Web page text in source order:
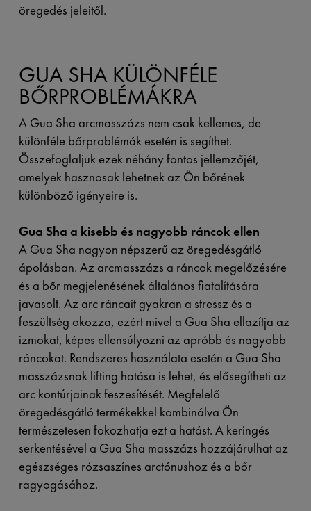
öregedés jeleitől.
GUA SHA KÜLÖNFÉLE
BŐRPROBLÉMÁKRA
A Gua Sha arcmasszázs nem csak kellemes, de
különféle bőrproblémák esetén is segíthet.
Összefoglaljuk ezek néhány fontos jellemzőjét,
amelyek hasznosak lehetnek az Ön bőrének
különböző igényeire is.
Gua Sha a kisebb és nagyobb ráncok ellen
A Gua Sha nagyon népszerű az öregedésgátló
ápolásban. Az arcmasszázs a ráncok megelőzésére
és a bőr megjelenésének általános fiatalítására
javasolt. Az arc ráncait gyakran a stressz és a
feszültség okozza, ezért mivel a Gua Sha ellazítja az
izmokat, képes ellensúlyozni az apróbb és nagyobb
ráncokat. Rendszeres használata esetén a Gua Sha
masszázsnak lifting hatása is lehet, és elősegítheti az
arc kontúrjainak feszesítését. Megfelelő
öregedésgátló termékekkel kombinálva Ön
természetesen fokozhatja ezt a hatást. A keringés
serkentésével a Gua Sha masszázs hozzájárulhat az
egészséges rózsaszínes arctónushoz és a bőr
ragyogásához.